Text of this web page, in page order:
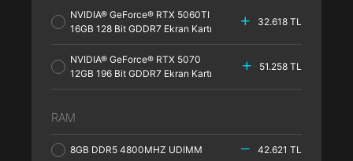
NVIDIA® GeForce® RTX 5060TI
16GB 128 Bit GDDR7 Ekran Kartı
32.618 TL
NVIDIA® GeForce® RTX 5070
12GB 196 Bit GDDR7 Ekran Kartı
51.258 TL
RAM
8GB DDR5 4800MHZ UDIMM 42.621 TL